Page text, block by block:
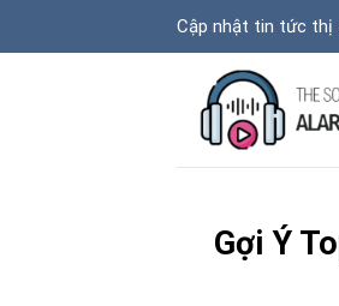
Cập nhật tin tức thị
Gợi Ý